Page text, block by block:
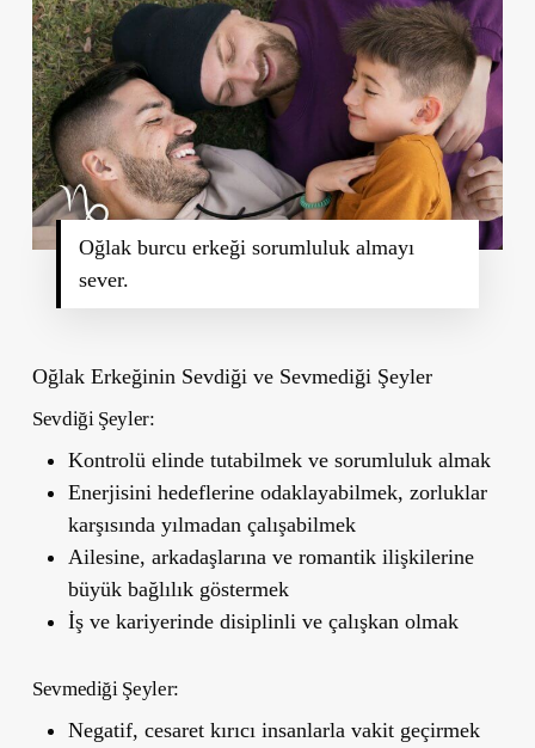
Oğlak burcu erkeği sorumluluk almayı
sever.
Oğlak Erkeğinin Sevdiği ve Sevmediği Şeyler
Sevdiği Şeyler:
Kontrolü elinde tutabilmek ve sorumluluk almak
Enerjisini hedeflerine odaklayabilmek, zorluklar
karşısında yılmadan çalışabilmek
Ailesine, arkadaşlarına ve romantik ilişkilerine
büyük bağlılık göstermek
İş ve kariyerinde disiplinli ve çalışkan olmak
Sevmediği Şeyler:
Negatif, cesaret kırıcı insanlarla vakit geçirmek